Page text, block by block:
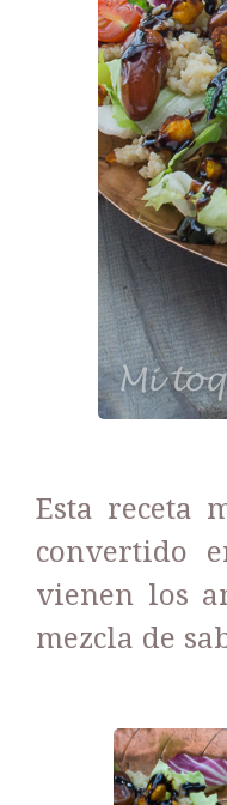
Esta receta
convertido
vienen los
mezcla de